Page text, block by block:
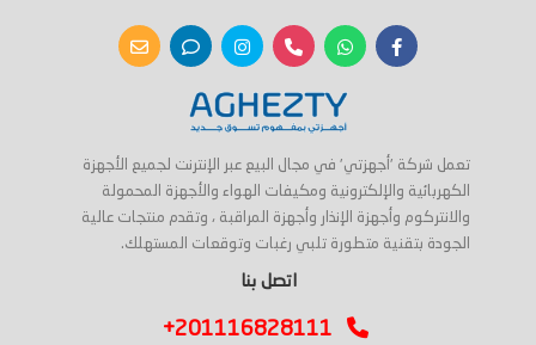
تعمل شركة 'أجهزتي' في مجال البيع عبر الإنترنت لجميع الأجهزة
الكهربائية والإلكترونية ومكيفات الهواء والأجهزة المحمولة
والانتركوم وأجهزة الإنذار وأجهزة المراقبة ، وتقدم منتجات عالية
الجودة بتقنية متطورة تلبي رغبات وتوقعات المستهلك.
اتصل بنا
+201116828111